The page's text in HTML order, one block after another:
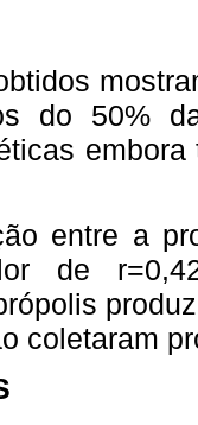
do 50%
entre a
de
coletaram